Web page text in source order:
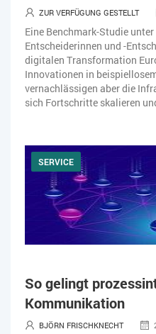
ZUR VERFÜGUNG GESTELLT
Eine Benchmark-Studie
Entscheiderinnen und -
digitalen Transformation
Innovationen in
vernachlässigen aber die
sich Fortschritte skalieren
SERVICE
So gelingt
Kommunikation
BJÖRN FRISCHKNECHT